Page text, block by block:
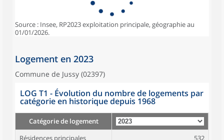
Source : Insee, RP2023 exploitation principale, géographie au
01/01/2026.
Logement en 2023
Commune de Jussy (02397)
LOG T1 - Évolution du nombre de logements par
catégorie en historique depuis 1968
Catégorie de logement
Résidences principales
532